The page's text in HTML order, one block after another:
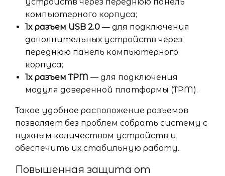
компьютерного корпуса;
1x разъем USB 2.0 — для подключения
дополнительных устройств через
переднюю панель компьютерного
корпуса;
1x разъем TPM — для подключения
модуля доверенной платформы (TPM).
Такое удобное расположение разъемов
позволяет без проблем собрать систему с
нужным количеством устройств и
обеспечить их стабильную работу.
Повышенная защита от